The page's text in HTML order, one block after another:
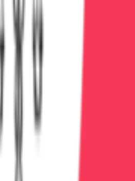
дыхания
отделение: 7-14 дней
сутки (государственные
ОМС, но очереди)
горячки
(10% случаев):
— необратимое нарушение